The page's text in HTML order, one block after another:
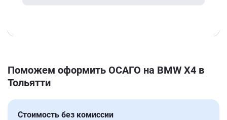
Поможем оформить ОСАГО на BMW X4 в
Тольятти
Стоимость без комиссии